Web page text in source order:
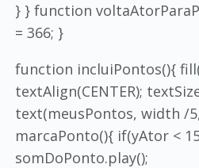
} } function
= 366; }
function incluiPontos(){
textAlign(CENTER);
text(meusPontos, width /
marcaPonto(){ if(yAtor <
somDoPonto.play();